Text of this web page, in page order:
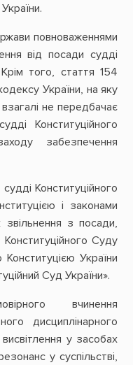
повноваженнями
від посади судді
того, стаття 154
України, на яку
не передбачає
Конституційного
забезпечення
Конституційного
і законами
з посади,
Суду
України
Суд України».
вчинення
дисциплінарного
у засобах
у суспільстві,